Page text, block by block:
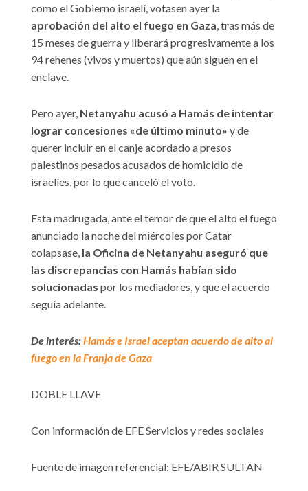
como el Gobierno israelí, votasen ayer la
aprobación del alto el fuego en Gaza, tras más de
15 meses de guerra y liberará progresivamente a los
94 rehenes (vivos y muertos) que aún siguen en el
enclave.
Pero ayer, Netanyahu acusó a Hamás de intentar
lograr concesiones «de último minuto» y de
querer incluir en el canje acordado a presos
palestinos pesados acusados de homicidio de
israelíes, por lo que canceló el voto.
Esta madrugada, ante el temor de que el alto el fuego
anunciado la noche del miércoles por Catar
colapsase, la Oficina de Netanyahu aseguró que
las discrepancias con Hamás habían sido
solucionadas por los mediadores, y que el acuerdo
seguía adelante.
De interés:Hamás e Israel aceptan acuerdo de alto al
fuego en la Franja de Gaza
DOBLE LLAVE
Con información de EFE Servicios y redes sociales
Fuente de imagen referencial: EFE/ABIR SULTAN